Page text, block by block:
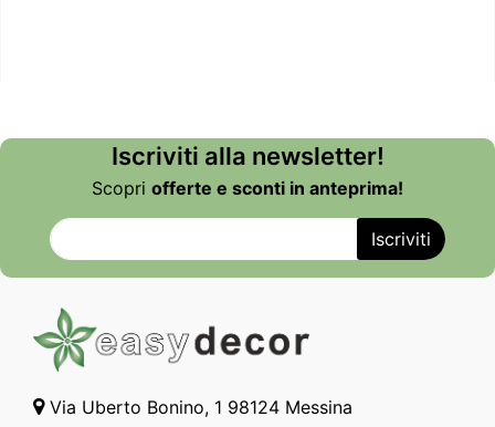
Iscriviti alla newsletter!
Scopri offerte e sconti in anteprima!
Via Uberto Bonino, 1 98124 Messina